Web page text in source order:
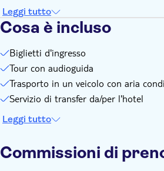
Leggi tutto
Cosa è incluso
Biglietti d'ingresso
Tour con audioguida
Trasporto in un veicolo con aria
Servizio di transfer da/per l'hotel
Leggi tutto
Commissioni di